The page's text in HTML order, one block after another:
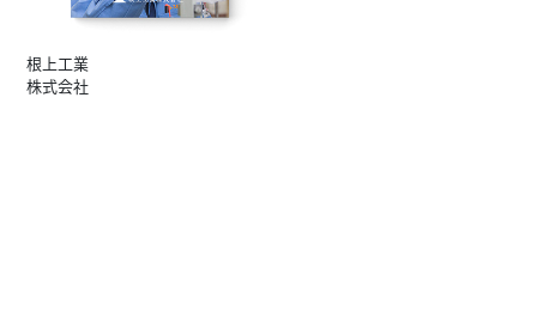
根上工業
株式会社